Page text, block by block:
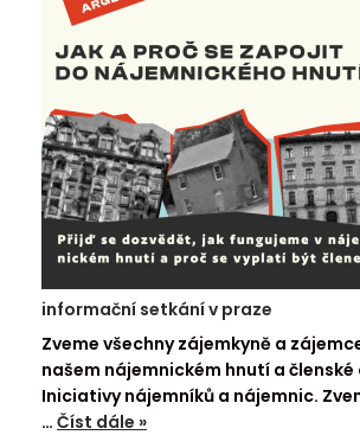
informační setkání v praze
Zveme všechny zájemkyně a
našem nájemnickém hnutí a
Iniciativy nájemníků a nájemnic.
… Číst dále »